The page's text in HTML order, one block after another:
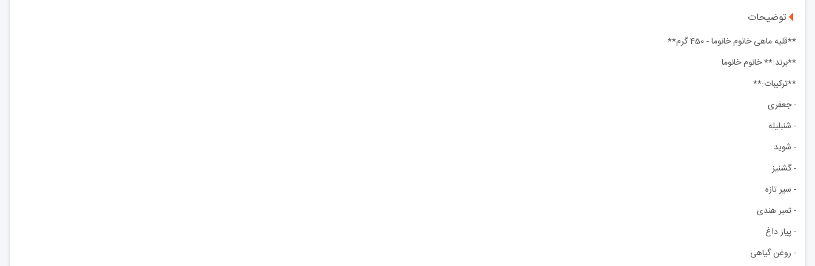
توضیحات
**قلیه ماهی خانوم خانوما - 450 گرم**
**برند:** خانوم خانوما
**ترکیبات:**
- جعفری
- شنبلیله
- شوید
- گشنیز
- سیر تازه
- تمبر هندی
- پیاز داغ
- روغن گیاهی